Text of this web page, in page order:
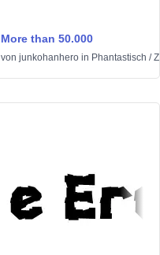
More than 50.000
von junkohanhero in Phantastisch /